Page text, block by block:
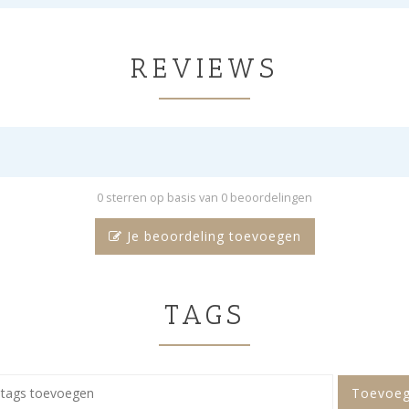
REVIEWS
0 sterren op basis van 0 beoordelingen
Je beoordeling toevoegen
TAGS